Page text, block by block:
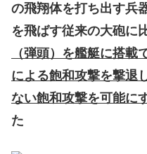
の飛翔体を打ち出す兵
を飛ばす従来の大砲に
（弾頭）を艦艇に搭
による飽和攻撃を撃退
ない飽和攻撃を可能に
た